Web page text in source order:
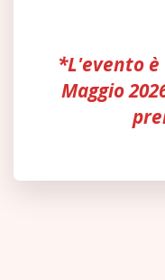
*L'evento
Maggio